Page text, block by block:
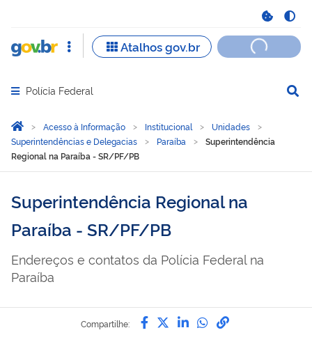
Abrir menu principal de navegação
Polícia Federal
Você está aqui:
Página Inicial
Acesso à Informação Institucional
Unidades
Superintendências e Delegacias
Paraíba
Superintendência
Regional na Paraíba - SR/PF/PB
Superintendência Regional na
Paraíba - SR/PF/PB
Endereços e contatos da Polícia Federal na
Paraíba
Compartilhe: Compartilhe por Facebook
Compartilhe por Twitter
Compartilhe por
Compartilhe
link para